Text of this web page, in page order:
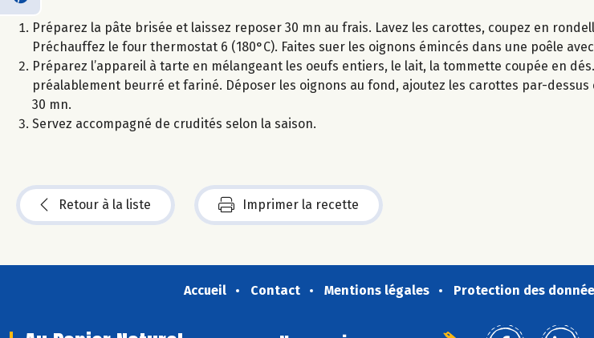
Préparez la pâte brisée et laissez reposer 30 mn au frais. Lavez les carottes, coupez en
Préchauffez le four thermostat 6 (180°C). Faites suer les oignons émincés dans une poêle avec
Préparez l’appareil à tarte en mélangeant les oeufs entiers, le lait, la tommette coupée en
préalablement beurré et fariné. Déposer les oignons au fond, ajoutez les carottes par-dessus
30 mn.
Servez accompagné de crudités selon la saison.
Retour à la liste Imprimer la recette
Accueil Contact Mentions légales Protection des